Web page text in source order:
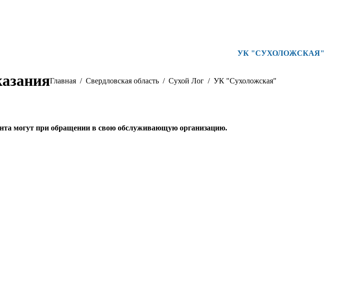
УК "СУХОЛОЖСКАЯ"
Вы здесь:
Главная Свердловская область Сухой Лог УК "Сухоложская"
могут при обращении в свою обслуживающую организацию.